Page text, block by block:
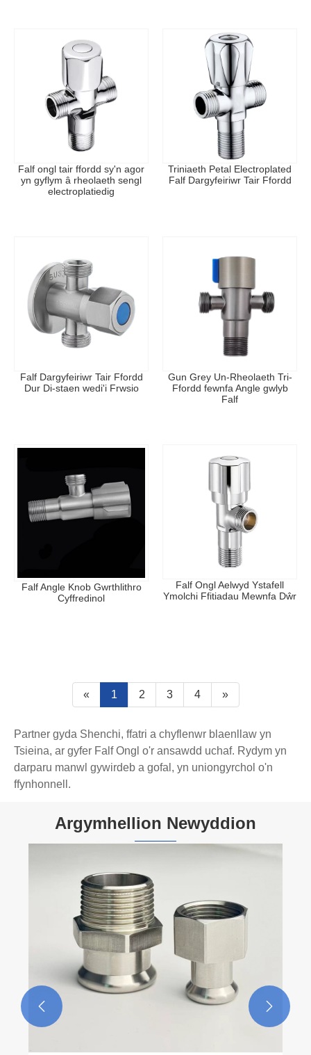
Yn Shenchi, nid cyflawni yw'r diwedd. Gydag
ymatebolrwydd 24 awr, rydym bob amser yma i ddiogelu
eich system ddŵr.
Falf ongl tair ffordd sy'n agor
yn gyflym â rheolaeth sengl
electroplatiedig
Triniaeth Petal Electroplated
Falf Dargyfeiriwr Tair Ffordd
Falf Dargyfeiriwr Tair Ffordd
Dur Di-staen wedi'i Frwsio
Gun Grey Un-Rheolaeth Tri-
Ffordd fewnfa Angle gwlyb
Falf
Falf Angle Knob Gwrthlithro
Cyffredinol
Falf Ongl Aelwyd Ystafell
Ymolchi Ffitiadau Mewnfa Dŵr
« 1 2 3 4 »
Partner gyda Shenchi, ffatri a chyflenwr blaenllaw yn
Tsieina, ar gyfer Falf Ongl o'r ansawdd uchaf. Rydym yn
darparu manwl gywirdeb a gofal, yn uniongyrchol o'n
ffynhonnell.
Argymhellion Newyddion
 